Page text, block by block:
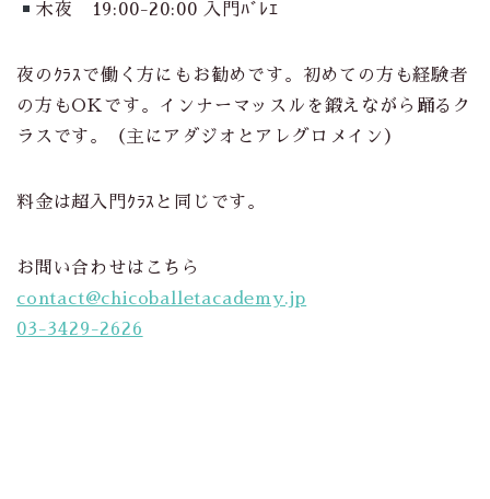
木夜 19:00-20:00 入門ﾊﾞﾚｴ
夜のｸﾗｽで働く方にもお勧めです。初めての方も経験者
の方もOKです。インナーマッスルを鍛えながら踊るク
ラスです。（主にアダジオとアレグロメイン）
料金は超入門ｸﾗｽと同じです。
お問い合わせはこちら
contact@chicoballetacademy.jp
03-3429-2626